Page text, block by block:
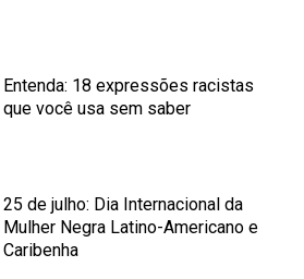
Entenda: 18 expressões racistas
que você usa sem saber
25 de julho: Dia Internacional da
Mulher Negra Latino-Americano e
Caribenha